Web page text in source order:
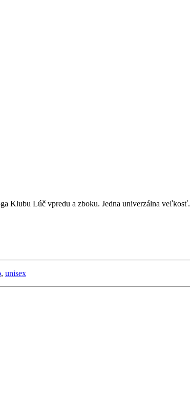
Klubu Lúč vpredu a zboku. Jedna univerzálna veľkosť.
, unisex